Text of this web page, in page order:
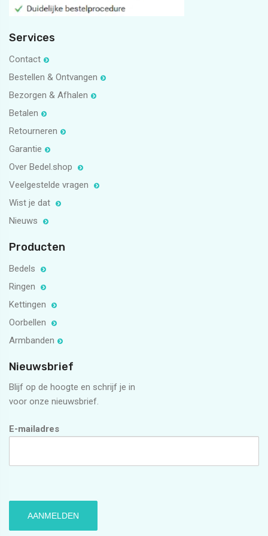
Services
Contact
Bestellen & Ontvangen
Bezorgen & Afhalen
Betalen
Retourneren
Garantie
Over Bedel.shop
Veelgestelde vragen
Wist je dat
Nieuws
Producten
Bedels
Ringen
Kettingen
Oorbellen
Armbanden
Nieuwsbrief
Blijf op de hoogte en schrijf je in
voor onze nieuwsbrief.
E-mailadres